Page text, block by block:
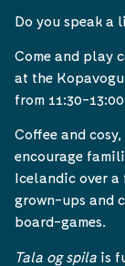
Do you speak a
Come and play
at the
from 11:30-13:00
Coffee and
encourage
Icelandic over a
grown-ups and
board-games.
Tala og spila is